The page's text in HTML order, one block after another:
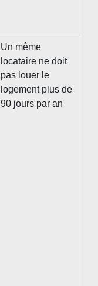
Un même
locataire ne doit
pas louer le
logement plus de
90 jours par an